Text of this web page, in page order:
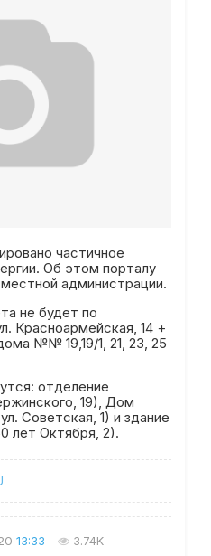
частичное
Об этом порталу
администрации.
не будет по
Красноармейская, 14 +
№№ 19,19/1, 21, 23, 25
отделение
19), Дом
Советская, 1) и здание
лет Октября, 2).
13:33 3.74K